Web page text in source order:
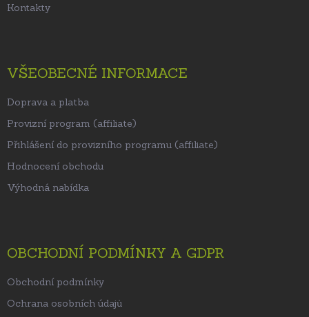
Kontakty
VŠEOBECNÉ INFORMACE
Doprava a platba
Provizní program (affiliate)
Přihlášení do provizního programu (affiliate)
Hodnocení obchodu
Výhodná nabídka
OBCHODNÍ PODMÍNKY A GDPR
Obchodní podmínky
Ochrana osobních údajů